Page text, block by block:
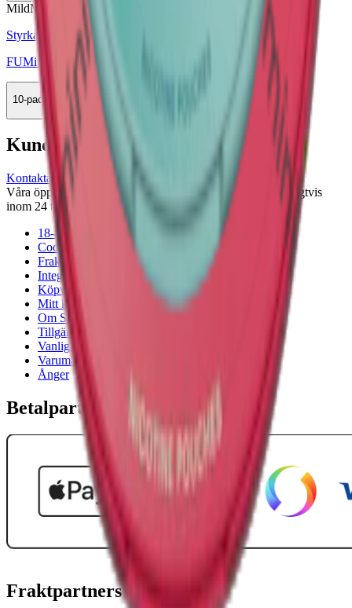
MildMini
Styrka Mild · Mini
FUMi Spearmint Mini 1
10-pack
319,90 kr
Kundservice
Kontakta oss
Våra öppettider är: Alla dagar 08:00 - 18:00 Vi svarar vanligtvis
inom 24 timmar på vardagar.
18-årsgräns
Cookiepolicy
Frakt- och leveransvillkor
Integritetspolicy
Köpvillkor
Mitt konto
Om Snuset.se
Tillgänglighetsredogörelse
Vanliga frågor
Varumärken
Ånger
Betalpartner
Fraktpartners